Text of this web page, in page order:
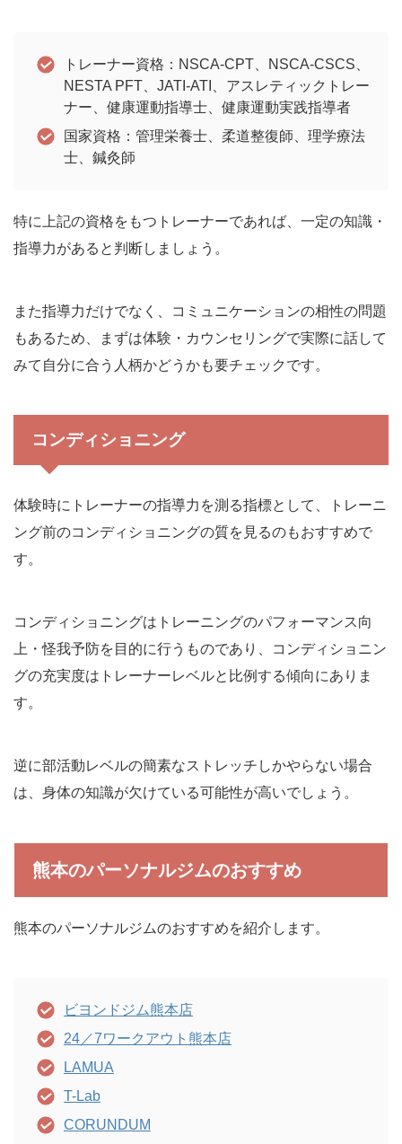
トレーナー資格：NSCA-CPT、NSCA-CSCS、
NESTA PFT、JATI-ATI、アスレティックトレー
ナー、健康運動指導士、健康運動実践指導者
国家資格：管理栄養士、柔道整復師、理学療法
士、鍼灸師
特に上記の資格をもつトレーナーであれば、一定の知識・
指導力があると判断しましょう。
また指導力だけでなく、コミュニケーションの相性の問題
もあるため、まずは体験・カウンセリングで実際に話して
みて自分に合う人柄かどうかも要チェックです。
コンディショニング
体験時にトレーナーの指導力を測る指標として、トレーニ
ング前のコンディショニングの質を見るのもおすすめで
す。
コンディショニングはトレーニングのパフォーマンス向
上・怪我予防を目的に行うものであり、コンディショニン
グの充実度はトレーナーレベルと比例する傾向にありま
す。
逆に部活動レベルの簡素なストレッチしかやらない場合
は、身体の知識が欠けている可能性が高いでしょう。
熊本のパーソナルジムのおすすめ
熊本のパーソナルジムのおすすめを紹介します。
ビヨンドジム熊本店
24／7ワークアウト熊本店
LAMUA
T-Lab
CORUNDUM